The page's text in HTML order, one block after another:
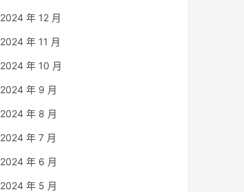
2024 年 12 月
2024 年 11 月
2024 年 10 月
2024 年 9 月
2024 年 8 月
2024 年 7 月
2024 年 6 月
2024 年 5 月